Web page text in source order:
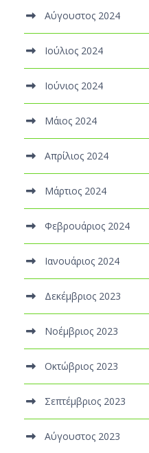
Αύγουστος 2024
Ιούλιος 2024
Ιούνιος 2024
Μάιος 2024
Απρίλιος 2024
Μάρτιος 2024
Φεβρουάριος 2024
Ιανουάριος 2024
Δεκέμβριος 2023
Νοέμβριος 2023
Οκτώβριος 2023
Σεπτέμβριος 2023
Αύγουστος 2023